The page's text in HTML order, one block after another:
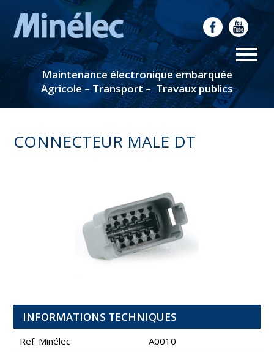
Maintenance électronique embarquée
Agricole – Transport – Travaux publics
CONNECTEUR MALE DT
INFORMATIONS TECHNIQUES
Ref. Minélec
A0010